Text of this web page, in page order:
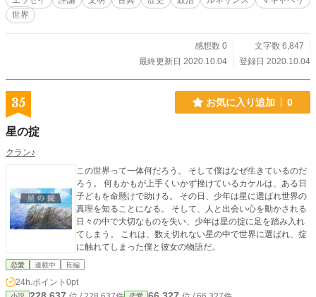
世界
感想数 0
文字数 6,847
最終更新日 2020.10.04
登録日 2020.10.04
35 お気に入り追加 0
星の掟
クラン♪
この世界って一体何だろう。 そして僕はなぜ生きているのだ
ろう。 何もかもが上手くいかず挫けているカケルは、ある日
子どもを命懸けで助ける。 その日、少年は星に選ばれ世界の
真理を知ることになる。 そして、人と出会い心を動かされる
日々の中で大切なものを失い、少年は星の掟に足を踏み入れ
てしまう。 これは、数え切れない星の中で世界に選ばれ、掟
に触れてしまった僕と彼女の物語だ。
恋愛 連載中 長編
24h.ポイント 0pt